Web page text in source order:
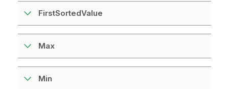
FirstSortedValue
Max
Min